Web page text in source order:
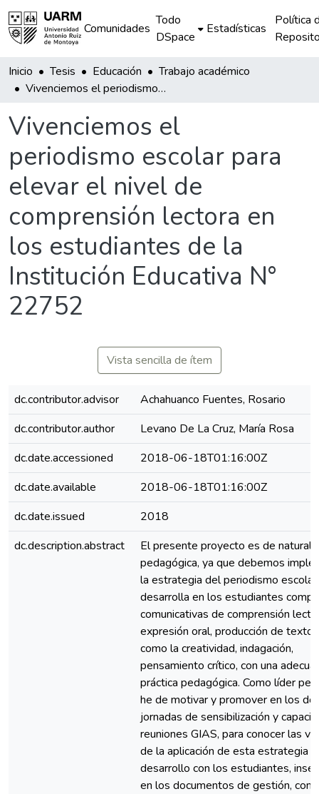
Comunidades
Todo
DSpace
Estadísticas
Política
Inicio Tesis Educación
Trabajo académico
Vivenciemos el periodismo escolar para elevar el nivel de comprensión lectora en los estudiantes de la Institución Educativa N° 22752
Vivenciemos el
periodismo escolar para
elevar el nivel de
comprensión lectora en
los estudiantes de la
Institución Educativa N°
22752
Vista sencilla de ítem
dc.contributor.advisor
Achahuanco Fuentes, Rosario
dc.contributor.author
Levano De La Cruz, María Rosa
dc.date.accessioned
2018-06-18T01:16:00Z
dc.date.available
2018-06-18T01:16:00Z
dc.date.issued
2018
dc.description.abstract
El presente proyecto es de
pedagógica, ya que debemos
la estrategia del periodismo
desarrolla en los estudiantes
comunicativas de comprensión
expresión oral, producción de
como la creatividad, indagación,
pensamiento crítico, con una
práctica pedagógica. Como líder
he de motivar y promover en los
jornadas de sensibilización y
reuniones GIAS, para conocer las
de la aplicación de esta estrategia
desarrollo con los estudiantes,
en los documentos de gestión, con